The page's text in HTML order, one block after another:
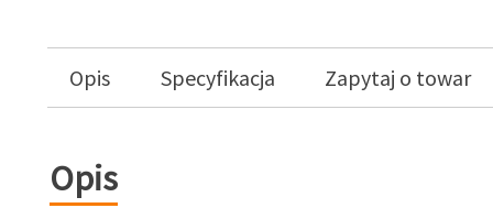
Opis Specyfikacja Zapytaj o towar
Opis